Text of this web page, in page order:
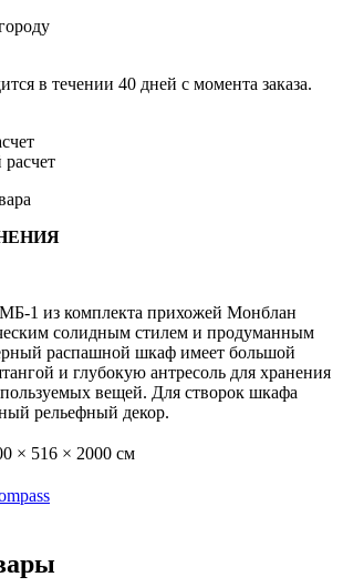
в течении 40 дней с момента заказа.
1 из комплекта прихожей Монблан
солидным стилем и продуманным
распашной шкаф имеет большой
и глубокую антресоль для хранения
вещей. Для створок шкафа
рельефный декор.
× 516 × 2000 см